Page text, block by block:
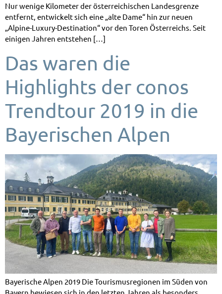
Nur wenige Kilometer der österreichischen Landesgrenze
entfernt, entwickelt sich eine „alte Dame“ hin zur neuen
„Alpine-Luxury-Destination“ vor den Toren Österreichs. Seit
einigen Jahren entstehen […]
Das waren die
Highlights der conos
Trendtour 2019 in die
Bayerischen Alpen
Bayerische Alpen 2019 Die Tourismusregionen im Süden von